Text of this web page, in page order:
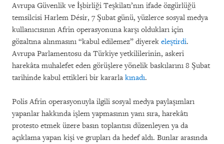
Avrupa Güvenlik ve İşbirliği Teşkilatı’nın ifade özgürlüğü
temsilcisi Harlem Désir, 7 Şubat günü, yüzlerce sosyal medya
kullanıcısının Afrin operasyonuna karşı oldukları için
gözaltına alınmasını “kabul edilemez” diyerek eleştirdi.
Avrupa Parlamentosu da Türkiye yetkililerinin, askeri
harekâta muhalefet eden görüşlere yönelik baskılarını 8 Şubat
tarihinde kabul ettikleri bir kararla kınadı.
Polis Afrin operasyonuyla ilgili sosyal medya paylaşımları
yapanlar hakkında işlem yapmasının yanı sıra, harekâtı
protesto etmek üzere basın toplantısı düzenleyen ya da
açıklama yapan kişi ve grupları da hedef aldı. Bunlar arasında